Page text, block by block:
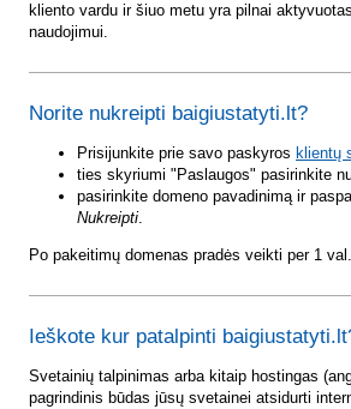
kliento vardu ir šiuo metu yra pilnai
naudojimui.
Norite nukreipti baigiustatyti.lt?
Prisijunkite prie savo paskyros klientų
ties skyriumi "Paslaugos" pasirinkite
pasirinkite domeno pavadinimą ir
Nukreipti.
Po pakeitimų domenas pradės veikti per 1 val.
Ieškote kur patalpinti
Svetainių talpinimas arba kitaip hostingas
pagrindinis būdas jūsų svetainei atsidurti